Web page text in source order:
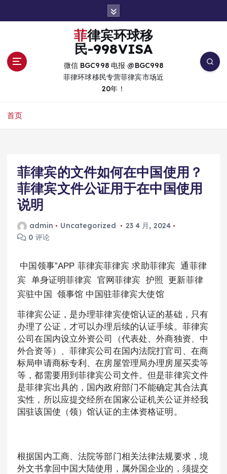
菲律宾环球移
民-998VISA
微信 BGC998 电报 @BGC998
菲律环球移民专营菲律宾市场近
20年！
首页
菲律宾的文件如何在中国使用？
菲律宾文件公证用于在中国使用
说明
admin Uncategorized
23 4 月, 2024
0 评论
中国领事”APP 菲律宾菲律宾 求助菲律宾 通菲律
宾 单身证明菲律宾 官网菲律宾 护照 更新菲律
宾驻中国 领事馆 中国驻菲律宾大使馆
菲律宾公证，是办理菲律宾使馆认证的基础，只有
办理了公证，才可以办理后续的认证手续。菲律宾
公司在国内设立外资公司（代表处、外商独资、中
外合资等）、菲律宾公司在国内法院打官司、在商
标局申请商标专利、在房屋管理局办理房屋买卖等
等，都需要用到菲律宾公司文件。但是菲律宾文件
是菲律宾出具的，国内政府部门不能确定其合法真
实性，所以应提交经所在国家公证机关公证并经我
国驻该国使（领）馆认证的主体资格证明。
根据国内工商、法院等部门相关法律法规要求，境
外文书拿回中国大陆使用，属外国企业的，须提交